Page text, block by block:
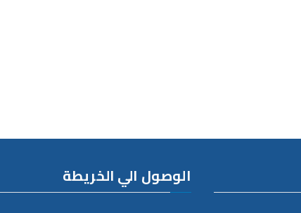
الوصول الي الخريطة